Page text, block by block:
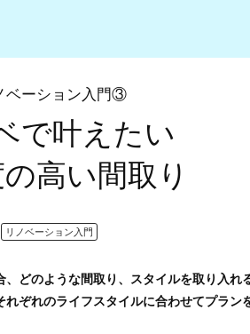
ベーション入門③
で叶えたい
高い間取り
リノベーション入門
どのような間取り、スタイルを取り入れ
ぞれのライフスタイルに合わせてプラン